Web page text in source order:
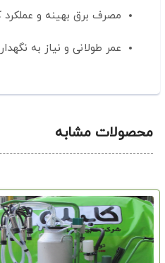
مصرف برق بهینه و
عمر طولانی و نیاز به
محصولات مشابه